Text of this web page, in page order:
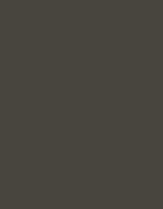
non supervisé, et de
la décision et de